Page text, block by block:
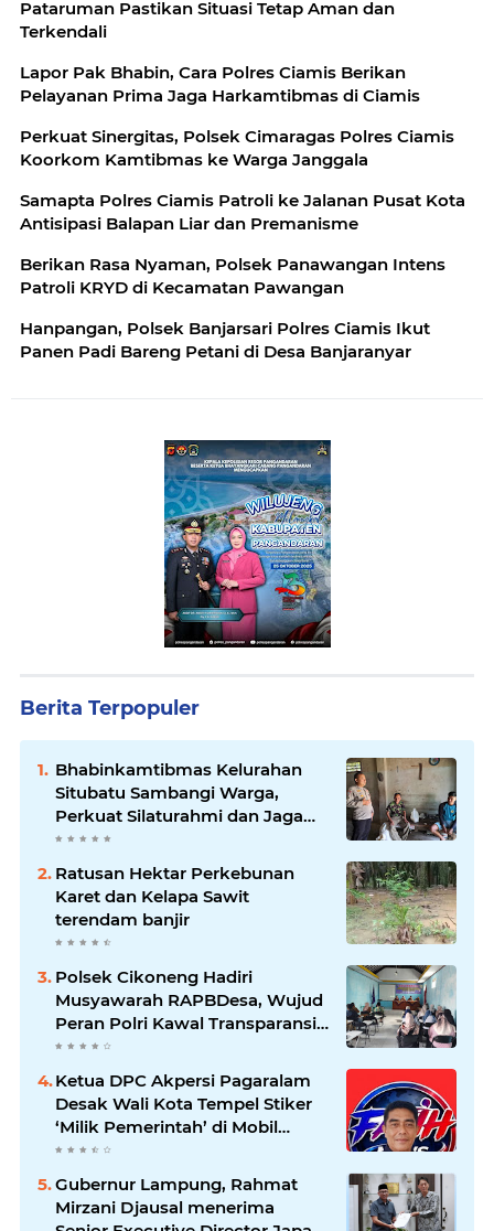
Pataruman Pastikan Situasi Tetap Aman dan
Terkendali
Lapor Pak Bhabin, Cara Polres Ciamis Berikan
Pelayanan Prima Jaga Harkamtibmas di Ciamis
Perkuat Sinergitas, Polsek Cimaragas Polres Ciamis
Koorkom Kamtibmas ke Warga Janggala
Samapta Polres Ciamis Patroli ke Jalanan Pusat Kota
Antisipasi Balapan Liar dan Premanisme
Berikan Rasa Nyaman, Polsek Panawangan Intens
Patroli KRYD di Kecamatan Pawangan
Hanpangan, Polsek Banjarsari Polres Ciamis Ikut
Panen Padi Bareng Petani di Desa Banjaranyar
Berita Terpopuler
Bhabinkamtibmas Kelurahan
Situbatu Sambangi Warga,
Perkuat Silaturahmi dan Jaga
Kondusivitas Wilayah
Ratusan Hektar Perkebunan
Karet dan Kelapa Sawit
terendam banjir
Polsek Cikoneng Hadiri
Musyawarah RAPBDesa, Wujud
Peran Polri Kawal Transparansi
dan Kamtibmas Desa
Sindangkasih
Ketua DPC Akpersi Pagaralam
Desak Wali Kota Tempel Stiker
‘Milik Pemerintah’ di Mobil
Dinas, Cegah Penyalahgunaan
Aset!
Gubernur Lampung, Rahmat
Mirzani Djausal menerima